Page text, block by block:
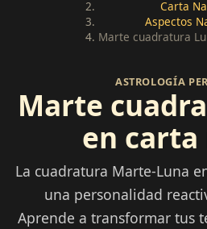
Carta
Aspectos
Marte cuadratura
ASTROLOGÍA
Marte
en
La cuadratura Marte-Luna
una personalidad
Aprende a transformar tus